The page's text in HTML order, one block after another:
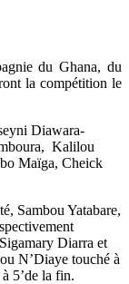
du Ghana, du
la compétition le
Diawara-
Kalilou
Maïga, Cheick
Sambou Yatabare,
Diarra et
N’Diaye touché à
5’de la fin.